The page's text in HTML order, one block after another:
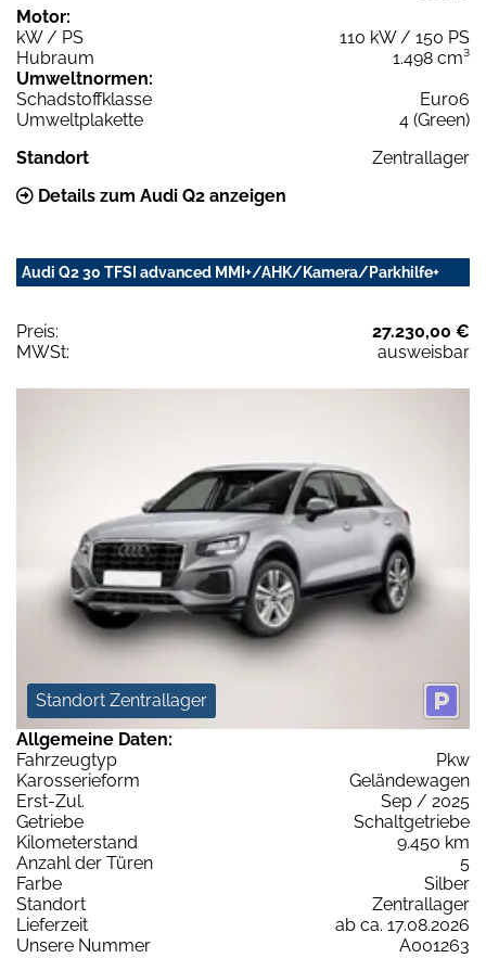
Motor:
kW / PS
110 kW / 150 PS
Hubraum
1.498 cm³
Umweltnormen:
Schadstoffklasse
Euro6
Umweltplakette
4 (Green)
Standort
Zentrallager
Details zum Audi Q2 anzeigen
Audi Q2 30 TFSI advanced MMI+/AHK/Kamera/Parkhilfe+
Preis:
27.230,00 €
MWSt:
ausweisbar
Standort Zentrallager
Allgemeine Daten:
Fahrzeugtyp
Pkw
Karosserieform
Geländewagen
Erst-Zul.
Sep / 2025
Getriebe
Schaltgetriebe
Kilometerstand
9.450 km
Anzahl der Türen
5
Farbe
Silber
Standort
Zentrallager
Lieferzeit
ab ca. 17.08.2026
Unsere Nummer
A001263